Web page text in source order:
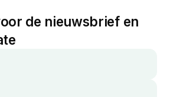
de nieuwsbrief en